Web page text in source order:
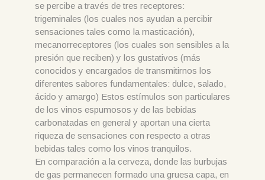
se percibe a través de tres receptores:
trigeminales (los cuales nos ayudan a percibir
sensaciones tales como la masticación),
mecanorreceptores (los cuales son sensibles a la
presión que reciben) y los gustativos (más
conocidos y encargados de transmitirnos los
diferentes sabores fundamentales: dulce, salado,
ácido y amargo) Estos estímulos son particulares
de los vinos espumosos y de las bebidas
carbonatadas en general y aportan una cierta
riqueza de sensaciones con respecto a otras
bebidas tales como los vinos tranquilos.
En comparación a la cerveza, donde las burbujas
de gas permanecen formado una gruesa capa, en